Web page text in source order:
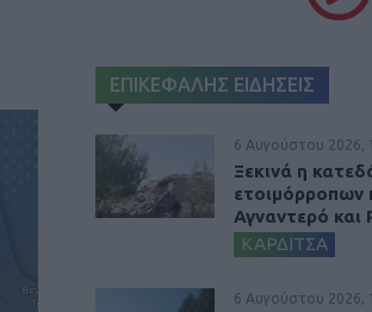
ΕΠΙΚΕΦΑΛΗΣ ΕΙΔΗΣΕΙΣ
6 Αυγούστου 2026,
Ξεκινά η
ετοιμόρροπων
Αγναντερό και
ΚΑΡΔΙΤΣΑ
6 Αυγούστου 2026,